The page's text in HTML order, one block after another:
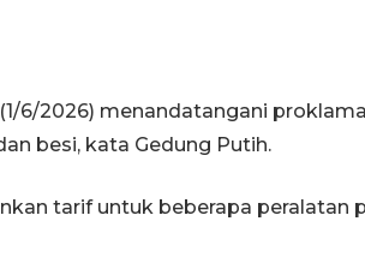
6/2026) menandatangani
besi, kata Gedung Putih.
tarif untuk beberapa peralatan